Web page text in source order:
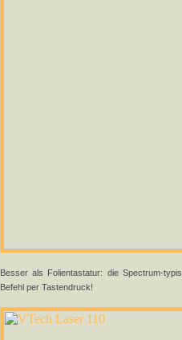
Besser als Folientastatur: die Spectrum-
Befehl per Tastendruck!